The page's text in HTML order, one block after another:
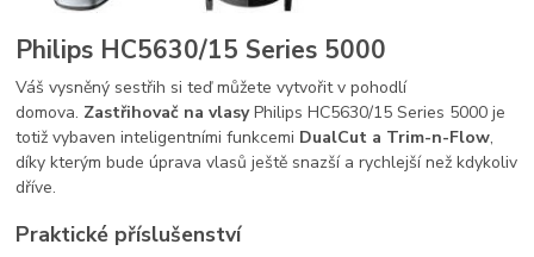
Philips HC5630/15 Series 5000
Váš vysněný sestřih si teď můžete vytvořit v pohodlí
domova. Zastřihovač na vlasyPhilips HC5630/15 Series 5000 je
totiž vybaven inteligentními funkcemi DualCut a Trim-n-Flow,
díky kterým bude úprava vlasů ještě snazší a rychlejší než kdykoliv
dříve.
Praktické příslušenství